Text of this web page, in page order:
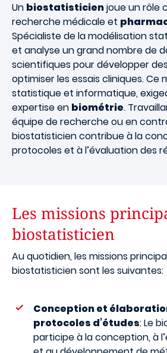
Un biostatisticienjoue un rôle
recherche médicale et
Spécialiste de la modélisation
et analyse un grand nombre de
scientifiques pour développer
optimiser les essais cliniques. Ce
statistique et informatique,
expertise en biométrie.
équipe de recherche ou en
biostatisticien contribue à la
protocoles et à l’évaluation des
Les missions
biostatisticien
Au quotidien, les missions
biostatisticien sont les suivantes:
Conception et
protocoles d’études: Le
participe à la conception, à